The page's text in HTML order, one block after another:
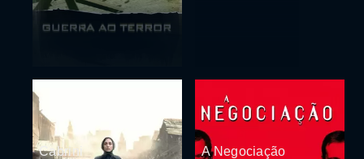
Cabrini A Negociação